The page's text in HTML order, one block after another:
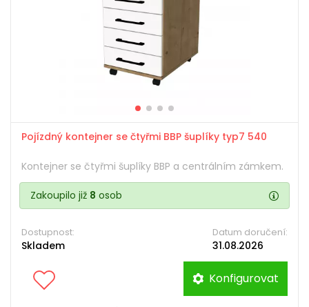
Pojízdný kontejner se čtyřmi BBP šuplíky typ7 540
Kontejner se čtyřmi šuplíky BBP a centrálním zámkem.
Zakoupilo již 8 osob
Dostupnost:
Skladem
Datum doručení:
31.08.2026
Konfigurovat